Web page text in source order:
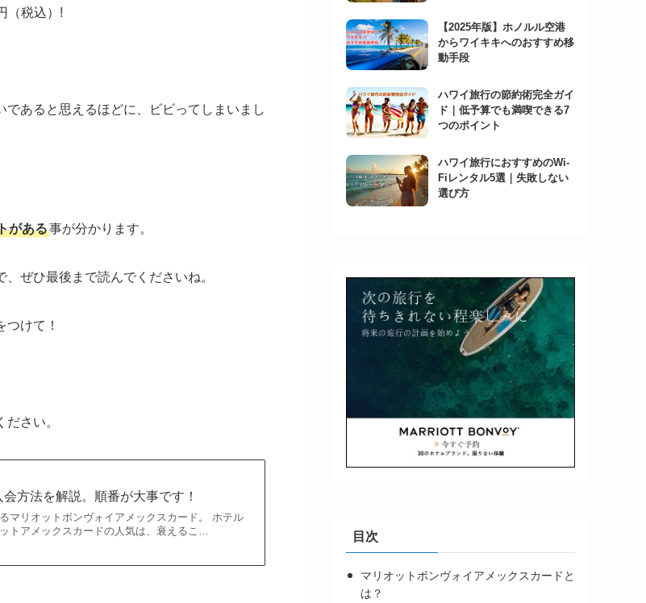
（税込）!
あると思えるほどに、ビビってしまいまし
がある事が分かります。
ぜひ最後まで読んでくださいね。
けて！
さい。
方法を解説。順番が大事です！
マリオットボンヴォイアメックスカード。 ホテル
トアメックスカードの人気は、衰えるこ…
【2025年版】ホノルル空港
からワイキキへのおすすめ移
動手段
ハワイ旅行の節約術完全ガイ
ド｜低予算でも満喫できる7
つのポイント
ハワイ旅行におすすめのWi-
Fiレンタル5選｜失敗しない
選び方
目次
マリオットボンヴォイアメックスカードと
は？